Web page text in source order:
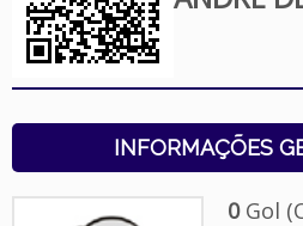
INFORMAÇÕES
0Gol